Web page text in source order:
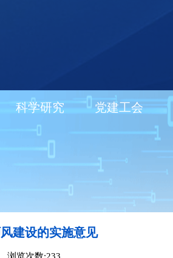
科学研究 党建工会
建设的实施意见